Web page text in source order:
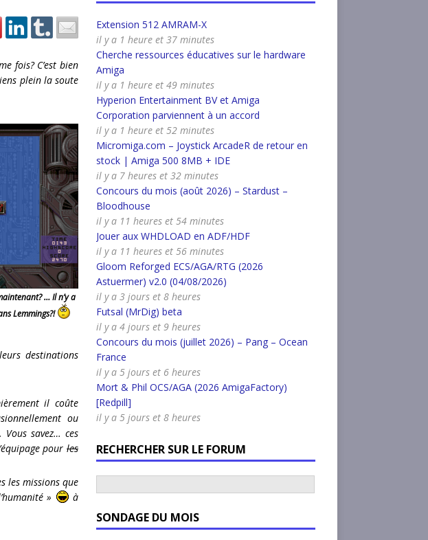
fois? C’est bien
plein la soute
… Il n’y a
Lemmings?!
destinations
il coûte
ou
savez… ces
pourles
les missions que
»
à
Extension 512 AMRAM-X
il y a 1 heure et 37 minutes
Cherche ressources éducatives sur le hardware
Amiga
il y a 1 heure et 49 minutes
Hyperion Entertainment BV et Amiga
Corporation parviennent à un accord
il y a 1 heure et 52 minutes
Micromiga.com – Joystick ArcadeR de retour en
stock | Amiga 500 8MB + IDE
il y a 7 heures et 32 minutes
Concours du mois (août 2026) – Stardust –
Bloodhouse
il y a 11 heures et 54 minutes
Jouer aux WHDLOAD en ADF/HDF
il y a 11 heures et 56 minutes
Gloom Reforged ECS/AGA/RTG (2026
Astuermer) v2.0 (04/08/2026)
il y a 3 jours et 8 heures
Futsal (MrDig) beta
il y a 4 jours et 9 heures
Concours du mois (juillet 2026) – Pang – Ocean
France
il y a 5 jours et 6 heures
Mort & Phil OCS/AGA (2026 AmigaFactory)
[Redpill]
il y a 5 jours et 8 heures
RECHERCHER SUR LE FORUM
SONDAGE DU MOIS